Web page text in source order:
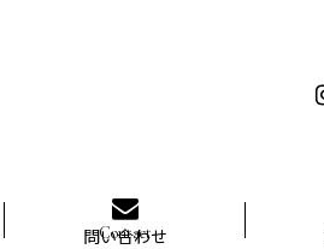
問い合わせ